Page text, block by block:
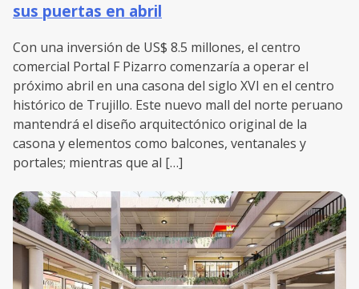
sus puertas en abril
Con una inversión de US$ 8.5 millones, el centro
comercial Portal F Pizarro comenzaría a operar el
próximo abril en una casona del siglo XVI en el centro
histórico de Trujillo. Este nuevo mall del norte peruano
mantendrá el diseño arquitectónico original de la
casona y elementos como balcones, ventanales y
portales; mientras que al […]